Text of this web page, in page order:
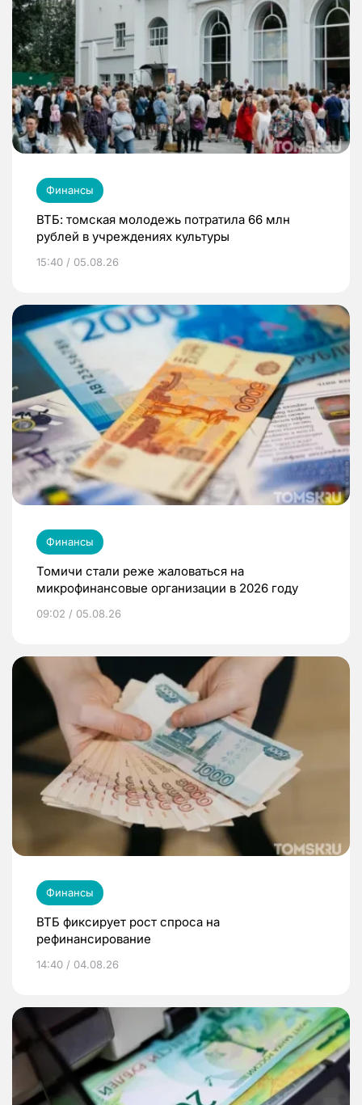
Финансы
ВТБ: томская молодежь потратила 66 млн
рублей в учреждениях культуры
15:40 / 05.08.26
Финансы
Томичи стали реже жаловаться на
микрофинансовые организации в 2026 году
09:02 / 05.08.26
Финансы
ВТБ фиксирует рост спроса на
рефинансирование
14:40 / 04.08.26